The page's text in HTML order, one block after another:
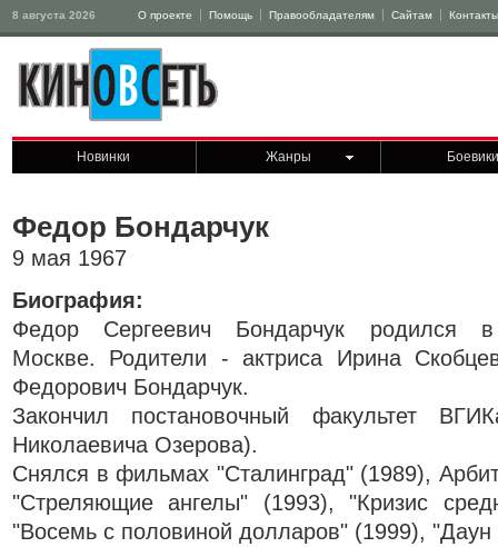
8 августа 2026 О проекте Помощь Правообладателям Сайтам Контакты
Новинки Жанры Боевики
Федор Бондарчук
9 мая 1967
Биография:
Федор Сергеевич Бондарчук родился в
Москве. Родители - актриса Ирина
Федорович Бондарчук.
Закончил постановочный факультет
Николаевича Озерова).
Снялся в фильмах "Сталинград" (1989),
"Стреляющие ангелы" (1993), "Кризис
"Восемь с половиной долларов" (1999), "Даун